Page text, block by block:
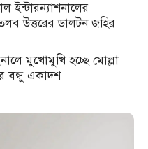
ইন্টারন্যাশনালের
উত্তরের ডালটন জহির
মুখোমুখি হচ্ছে মোল্লা
বন্ধু একাদশ